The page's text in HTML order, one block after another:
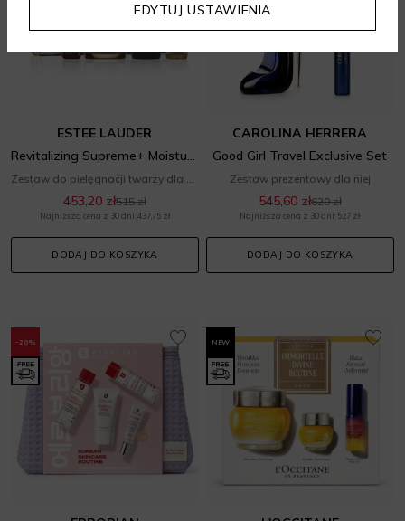
ESTEE LAUDER
Revitalizing Supreme+ Moisture Value Set
453,20 zł515 zł
Najniższa cena z 30 dni: 437,75 zł
DODAJ DO KOSZYKA
CAROLINA HERRERA
Good Girl Travel Exclusive Set
Zestaw prezentowy dla niej
545,60 zł620 zł
Najniższa cena z 30 dni: 527 zł
DODAJ DO KOSZYKA
-20% NEW
EDYTUJ USTAWIENIA